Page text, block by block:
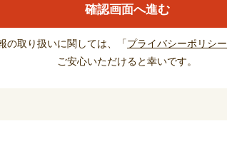
の取り扱いに関しては、「 プライバシーポリシー
ご安心いただけると幸いです。